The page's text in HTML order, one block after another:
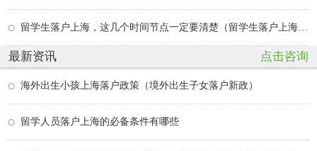
最新资讯 点击咨询
海外出生小孩上海落户政策（境外出生子女落户新政）
留学人员落户上海的必备条件有哪些